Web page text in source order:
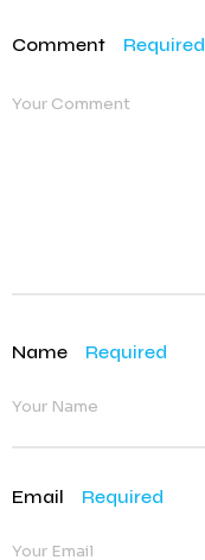
Comment Required
Name Required
Email Required